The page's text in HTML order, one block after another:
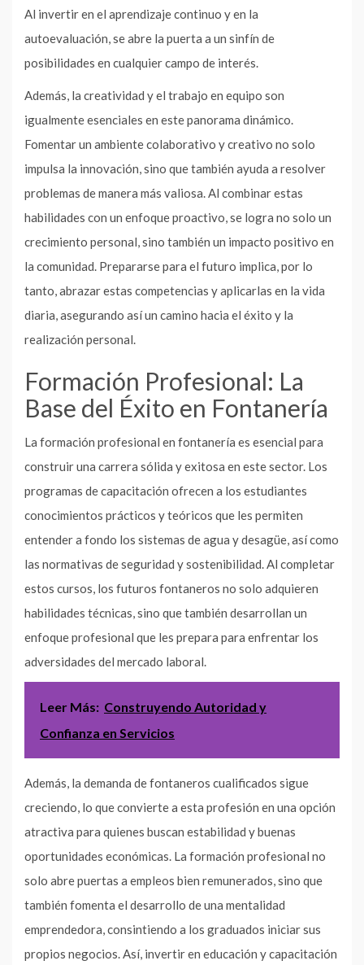
Al invertir en el aprendizaje continuo y en la
autoevaluación, se abre la puerta a un sinfín de
posibilidades en cualquier campo de interés.
Además, la creatividad y el trabajo en equipo son
igualmente esenciales en este panorama dinámico.
Fomentar un ambiente colaborativo y creativo no solo
impulsa la innovación, sino que también ayuda a resolver
problemas de manera más valiosa. Al combinar estas
habilidades con un enfoque proactivo, se logra no solo un
crecimiento personal, sino también un impacto positivo en
la comunidad. Prepararse para el futuro implica, por lo
tanto, abrazar estas competencias y aplicarlas en la vida
diaria, asegurando así un camino hacia el éxito y la
realización personal.
Formación Profesional: La
Base del Éxito en Fontanería
La formación profesional en fontanería es esencial para
construir una carrera sólida y exitosa en este sector. Los
programas de capacitación ofrecen a los estudiantes
conocimientos prácticos y teóricos que les permiten
entender a fondo los sistemas de agua y desagüe, así como
las normativas de seguridad y sostenibilidad. Al completar
estos cursos, los futuros fontaneros no solo adquieren
habilidades técnicas, sino que también desarrollan un
enfoque profesional que les prepara para enfrentar los
adversidades del mercado laboral.
Leer Más: Construyendo Autoridad y
Confianza en Servicios
Además, la demanda de fontaneros cualificados sigue
creciendo, lo que convierte a esta profesión en una opción
atractiva para quienes buscan estabilidad y buenas
oportunidades económicas. La formación profesional no
solo abre puertas a empleos bien remunerados, sino que
también fomenta el desarrollo de una mentalidad
emprendedora, consintiendo a los graduados iniciar sus
propios negocios. Así, invertir en educación y capacitación